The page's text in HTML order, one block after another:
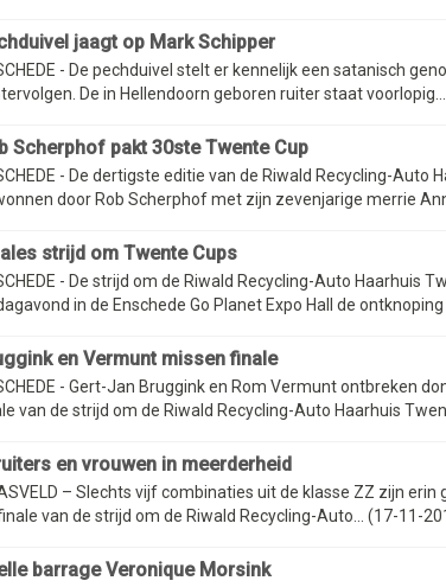
jaagt op Mark Schipper
- De pechduivel stelt er kennelijk een satanisch
De in Hellendoorn geboren ruiter staat
Scherphof pakt 30ste Twente Cup
- De dertigste editie van de Riwald Recycling-Auto
door Rob Scherphof met zijn zevenjarige merrie
strijd om Twente Cups
- De strijd om de Riwald Recycling-Auto Haarhuis
in de Enschede Go Planet Expo Hall de
en Vermunt missen finale
- Gert-Jan Bruggink en Rom Vermunt ontbreken
van de strijd om de Riwald Recycling-Auto Haarhuis
en vrouwen in meerderheid
– Slechts vijf combinaties uit de klasse ZZ zijn erin
van de strijd om de Riwald Recycling-Auto... (17-11-
barrage Veronique Morsink